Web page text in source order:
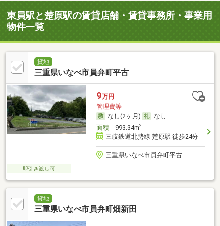
東員駅と楚原駅の賃貸店舗・賃貸事務所・事業用
物件一覧
貸地
三重県いなべ市員弁町平古
9万円
管理費等-
なし(2ヶ月)
なし
面積993.34m2
三岐鉄道北勢線 楚原駅 徒歩24分
三重県いなべ市員弁町平古
即引き渡し可
貸地
三重県いなべ市員弁町畑新田